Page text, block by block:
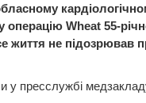
операцію Wheat 55-
життя не підозрював
у пресслужбі